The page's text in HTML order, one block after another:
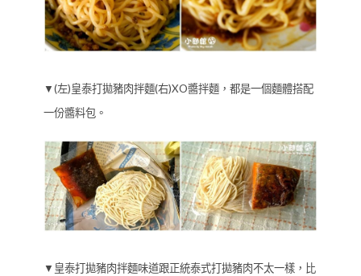
▼(左)皇泰打拋豬肉拌麵(右)XO醬拌麵，都是一個麵體搭配
一份醬料包。
▼皇泰打拋豬肉拌麵味道跟正統泰式打拋豬肉不太一樣，比